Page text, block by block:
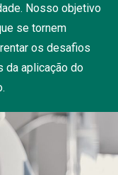
Nosso objetivo
se tornem
os desafios
da aplicação do